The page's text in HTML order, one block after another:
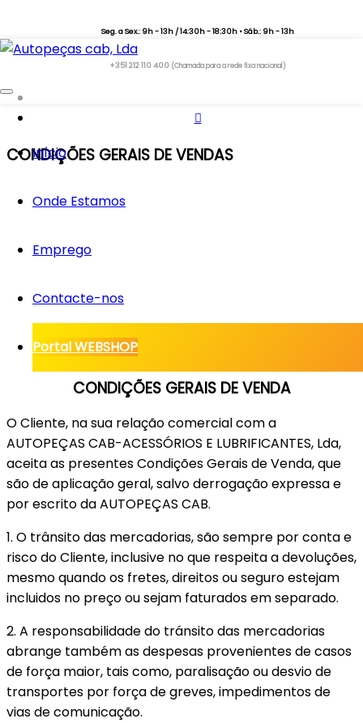
Seg. a Sex.: 9h - 13h / 14:30h - 18:30h • Sáb.: 9h - 13h
+351 212 110 400 (Chamada para a rede fixa nacional)
Início
Onde Estamos
Emprego
Contacte-nos
Portal WEBSHOP
CONDIÇÕES GERAIS DE VENDAS
CONDIÇÕES GERAIS DE VENDA
O Cliente, na sua relação comercial com a
AUTOPEÇAS CAB-ACESSÓRIOS E LUBRIFICANTES, Lda,
aceita as presentes Condições Gerais de Venda, que
são de aplicação geral, salvo derrogação expressa e
por escrito da AUTOPEÇAS CAB.
1. O trânsito das mercadorias, são sempre por conta e
risco do Cliente, inclusive no que respeita a devoluções,
mesmo quando os fretes, direitos ou seguro estejam
incluidos no preço ou sejam faturados em separado.
2. A responsabilidade do tránsito das mercadorias
abrange também as despesas provenientes de casos
de força maior, tais como, paralisação ou desvio de
transportes por força de greves, impedimentos de
vias de comunicação.